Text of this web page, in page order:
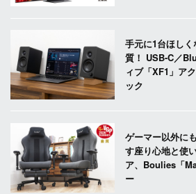
手元に1台ほし
質！ USB-C／
ィブ「XF1」ア
ック
ゲーマー以外に
す座り心地と使
ア、Boulies「
ー